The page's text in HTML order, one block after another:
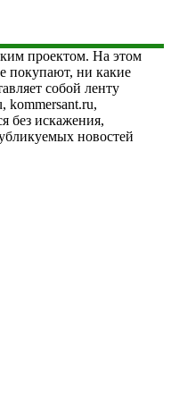
проектом. На этом
покупают, ни какие
собой ленту
kommersant.ru,
без искажения,
новостей